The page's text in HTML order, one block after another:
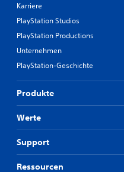
Karriere
PlayStation Studios
PlayStation Productions
Unternehmen
PlayStation-Geschichte
Produkte
Werte
Support
Ressourcen